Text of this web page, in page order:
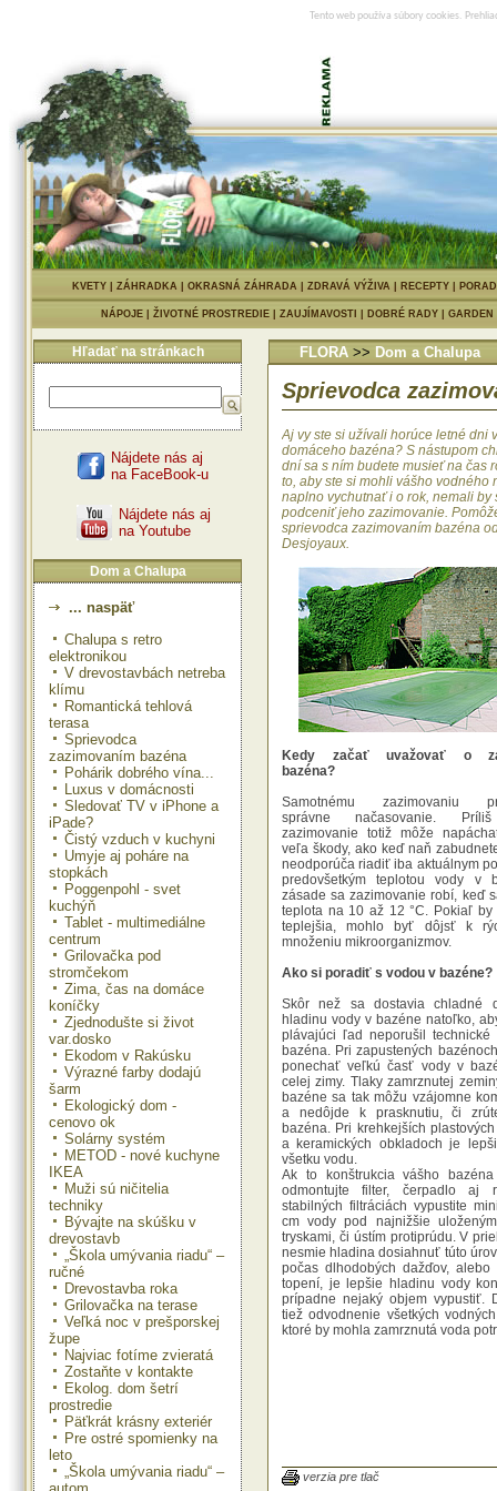
Tento web používa súbory cookies.
KVETY| ZÁHRADKA| OKRASNÁ ZÁHRADA| ZDRAVÁ VÝŽIVA| RECEPTY|
NÁPOJE ŽIVOTNÉ PROSTREDIE ZAUJÍMAVOSTI DOBRÉ RADY
Hľadať na stránkach
Nájdete nás aj
na FaceBook-u
Nájdete nás aj
na Youtube
Dom a Chalupa
... naspäť
Chalupa s retro
elektronikou
V drevostavbách netreba
klímu
Romantická tehlová
terasa
Sprievodca
zazimovaním bazéna
Pohárik dobrého vína...
Luxus v domácnosti
Sledovať TV v iPhone a
iPade?
Čistý vzduch v kuchyni
Umyje aj poháre na
stopkách
Poggenpohl - svet
kuchýň
Tablet - multimediálne
centrum
Grilovačka pod
stromčekom
Zima, čas na domáce
koníčky
Zjednodušte si život
var.dosko
Ekodom v Rakúsku
Výrazné farby dodajú
šarm
Ekologický dom -
cenovo ok
Solárny systém
METOD - nové kuchyne
IKEA
Muži sú ničitelia
techniky
Bývajte na skúšku v
drevostavb
„Škola umývania riadu“ –
ručné
Drevostavba roka
Grilovačka na terase
Veľká noc v prešporskej
župe
Najviac fotíme zvieratá
Zostaňte v kontakte
Ekolog. dom šetrí
prostredie
Päťkrát krásny exteriér
Pre ostré spomienky na
leto
„Škola umývania riadu“ –
FLORA >> Dom a Chalupa
Sprievodca
Aj vy ste si užívali horúce letné dni
domáceho bazéna? S nástupom
dní sa s ním budete musieť na čas
to, aby ste si mohli vášho vodného
naplno vychutnať i o rok, nemali by
podceniť jeho zazimovanie.
sprievodca zazimovaním bazéna
Desjoyaux.
Kedy začať uvažovať o
bazéna?
Samotnému zazimovaniu
správne načasovanie.
zazimovanie totiž môže
veľa škody, ako keď naň
neodporúča riadiť iba aktuálnym
predovšetkým teplotou vody v
zásade sa zazimovanie robí, keď
teplota na 10 až 12 °C. Pokiaľ by
teplejšia, mohlo byť dôjsť k
množeniu mikroorganizmov.
Ako si poradiť s vodou v bazéne?
Skôr než sa dostavia chladné
hladinu vody v bazéne natoľko,
plávajúci ľad neporušil technické
bazéna. Pri zapustených
ponechať veľkú časť vody v
celej zimy. Tlaky zamrznutej
bazéne sa tak môžu vzájomne
a nedôjde k prasknutiu, či
bazéna. Pri krehkejších
a keramických obkladoch je
všetku vodu.
Ak to konštrukcia vášho
odmontujte filter, čerpadlo aj
stabilných filtráciách vypustite
cm vody pod najnižšie
tryskami, či ústím protiprúdu. V
nesmie hladina dosiahnuť túto
počas dlhodobých dažďov, alebo
topení, je lepšie hladinu vody
prípadne nejaký objem vypustiť.
tiež odvodnenie všetkých
ktoré by mohla zamrznutá voda
dažďovú vodu.
verzia pre tlač